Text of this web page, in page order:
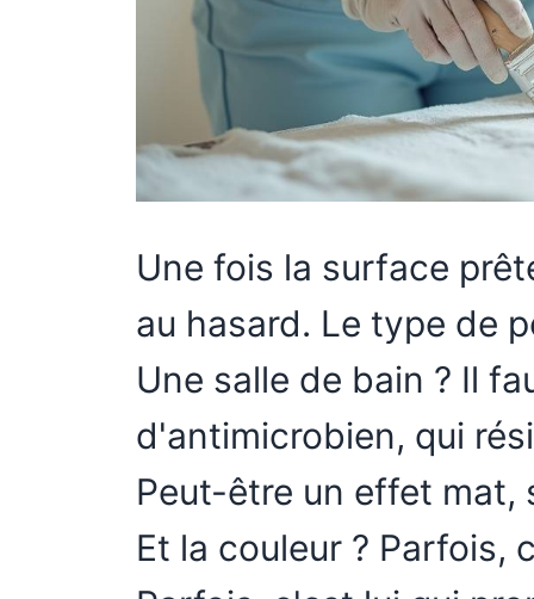
Une fois la surface
au hasard. Le type de
Une salle de bain ? Il
d'antimicrobien, qui
Peut-être un effet mat,
Et la couleur ? Parfois,